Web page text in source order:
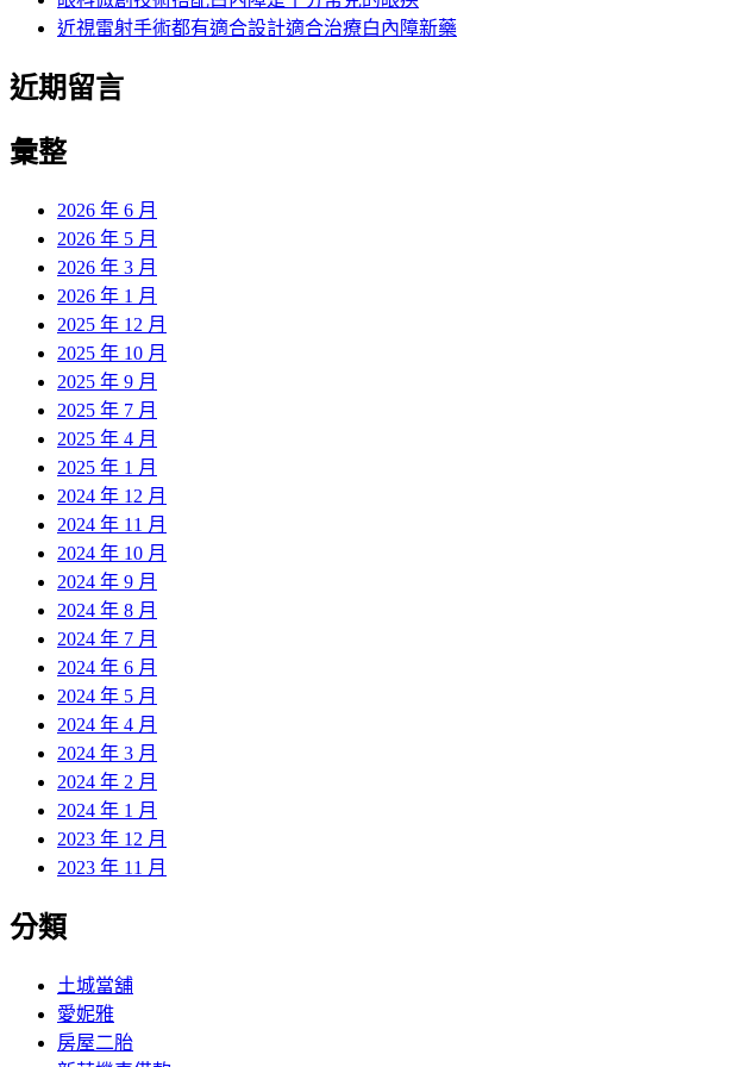
近視雷射手術都有適合設計適合治療白內障新藥
近期留言
彙整
2026 年 6 月
2026 年 5 月
2026 年 3 月
2026 年 1 月
2025 年 12 月
2025 年 10 月
2025 年 9 月
2025 年 7 月
2025 年 4 月
2025 年 1 月
2024 年 12 月
2024 年 11 月
2024 年 10 月
2024 年 9 月
2024 年 8 月
2024 年 7 月
2024 年 6 月
2024 年 5 月
2024 年 4 月
2024 年 3 月
2024 年 2 月
2024 年 1 月
2023 年 12 月
2023 年 11 月
分類
土城當舖
愛妮雅
房屋二胎